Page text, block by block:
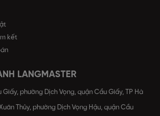
kết
LANGMASTER
Giấy, phường Dịch Vọng, quận Cầu Giấy, TP Hà
Thủy, phường Dịch Vọng Hậu, quận Cầu